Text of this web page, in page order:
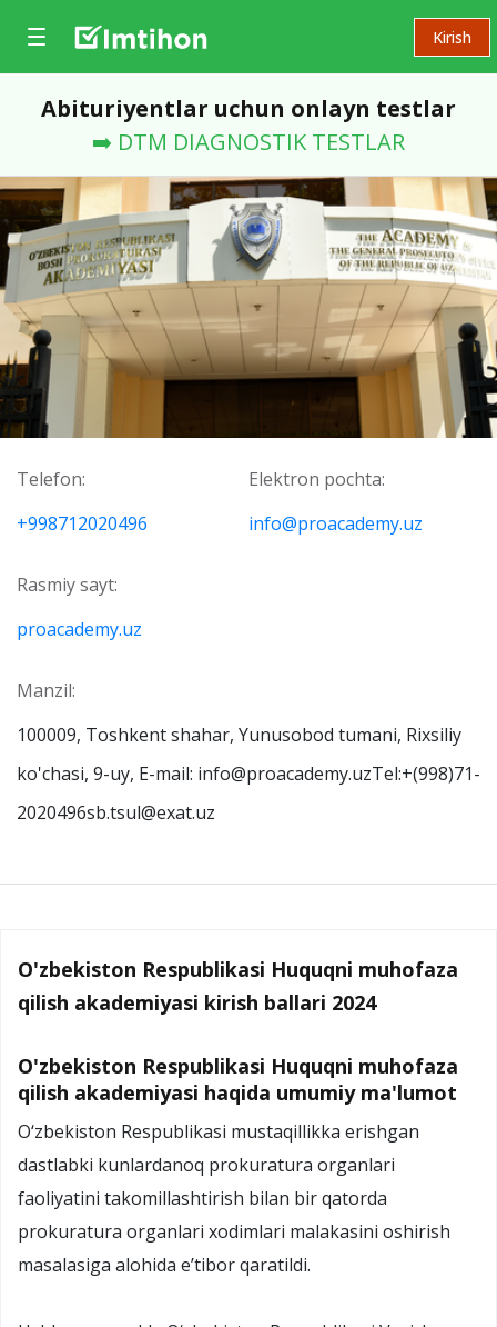
Kirish
Abituriyentlar uchun onlayn testlar
➡️ DTM DIAGNOSTIK TESTLAR
Telefon:
+998712020496
Elektron pochta:
info@proacademy.uz
Rasmiy sayt:
proacademy.uz
Manzil:
100009, Toshkent shahar, Yunusobod tumani, Rixsiliy
ko'chasi, 9-uy, E-mail: info@proacademy.uzTel:+(998)71-
2020496sb.tsul@exat.uz
O'zbekiston Respublikasi Huquqni muhofaza
qilish akademiyasi kirish ballari 2024
O'zbekiston Respublikasi Huquqni muhofaza
qilish akademiyasi haqida umumiy ma'lumot
O‘zbekiston Respublikasi mustaqillikka erishgan
dastlabki kunlardanoq prokuratura organlari
faoliyatini takomillashtirish bilan bir qatorda
prokuratura organlari xodimlari malakasini oshirish
masalasiga alohida e’tibor qaratildi.